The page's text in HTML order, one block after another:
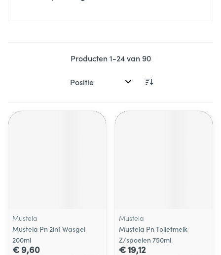
Producten1-24van90
Sorteer op:
Mustela
Mustela Pn 2in1 Wasgel
200ml
€ 9,60
Mustela
Mustela Pn Toiletmelk
Z/spoelen 750ml
€ 19,12